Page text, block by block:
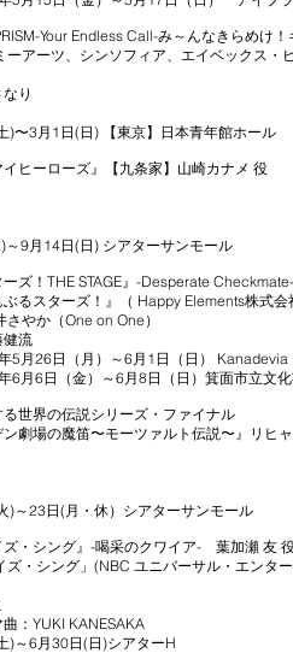
Your Endless Call-み～んなきらめけ
アーツ、シンソフィア、エイベックス・
り
〜3月1日(日) 【東京】日本青年館ホール
ヒーローズ』【九条家】山崎カナメ 役
9月14日(日) シアターサンモール
ーズ！THE STAGE』-Desperate Checkmate-
るスターズ！』（ Happy Elements株式会
やか（One on One）
流
5月26日（月）～6月1日（日）
6月6日（金）～6月8日（日）箕面市立文
世界の伝説シリーズ・ファイナル
劇場の魔笛〜モーツァルト伝説〜』リヒ
～23日(月・休）シアターサンモール
・シング』-喝采のクワイア- 葉加瀬 友
・シング」(NBC ユニバーサル・エンタ
：YUKI KANESAKA
～6月30日(日)シアターH